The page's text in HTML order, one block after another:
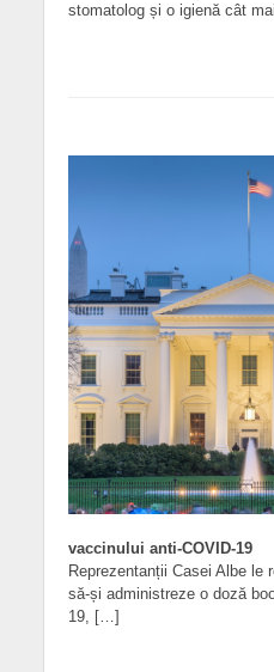
stomatolog și o igienă cât
vaccinului anti-COVID-19
Reprezentanții Casei Albe le
să-și administreze o doză
19, […]